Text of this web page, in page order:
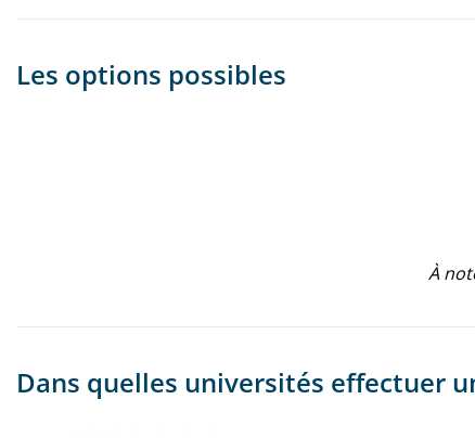
Les options possibles
À
Dans quelles universités effectuer